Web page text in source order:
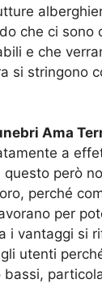
che ci sono
e che
si stringono
Ama
a
però
perché
per
i vantaggi si
utenti
bassi,